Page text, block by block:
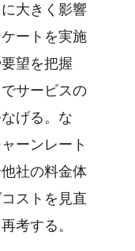
大きく影響
ートを実施
望を把握
サービスの
げる。な
ーンレート
社の料金体
ストを見直
考する。